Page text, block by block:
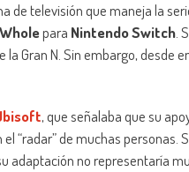
de televisión que maneja la
para Nintendo Switch.
Gran N. Sin embargo, desde
, que señalaba que su
“radar” de muchas personas.
adaptación no representaría